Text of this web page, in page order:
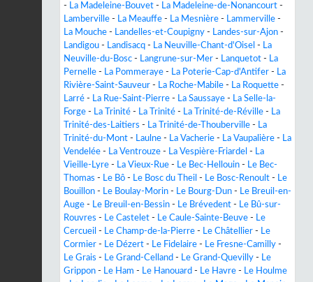
- La Madeleine-Bouvet - La Madeleine-de-Nonancourt -
Lamberville - La Meauffe - La Mesnière - Lammerville -
La Mouche - Landelles-et-Coupigny - Landes-sur-Ajon -
Landigou - Landisacq - La Neuville-Chant-d'Oisel - La
Neuville-du-Bosc - Langrune-sur-Mer - Lanquetot - La
Pernelle - La Pommeraye - La Poterie-Cap-d'Antifer - La
Rivière-Saint-Sauveur - La Roche-Mabile - La Roquette -
Larré - La Rue-Saint-Pierre - La Saussaye - La Selle-la-
Forge - La Trinité - La Trinité - La Trinité-de-Réville - La
Trinité-des-Laitiers - La Trinité-de-Thouberville - La
Trinité-du-Mont - Laulne - La Vacherie - La Vaupalière - La
Vendelée - La Ventrouze - La Vespière-Friardel - La
Vieille-Lyre - La Vieux-Rue - Le Bec-Hellouin - Le Bec-
Thomas - Le Bô - Le Bosc du Theil - Le Bosc-Renoult - Le
Bouillon - Le Boulay-Morin - Le Bourg-Dun - Le Breuil-en-
Auge - Le Breuil-en-Bessin - Le Brévedent - Le Bû-sur-
Rouvres - Le Castelet - Le Caule-Sainte-Beuve - Le
Cercueil - Le Champ-de-la-Pierre - Le Châtellier - Le
Cormier - Le Dézert - Le Fidelaire - Le Fresne-Camilly -
Le Grais - Le Grand-Celland - Le Grand-Quevilly - Le
Grippon - Le Ham - Le Hanouard - Le Havre - Le Houlme